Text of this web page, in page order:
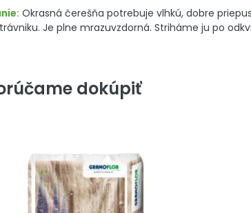
Okrasná čerešňa potrebuje vlhkú, dobre
Je plne mrazuvzdorná. Striháme ju po
dokúpiť